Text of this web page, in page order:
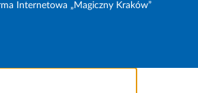
Internetowa „Magiczny Kraków”